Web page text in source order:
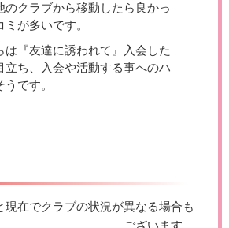
のクラブから移動したら良かっ
が多いです。
は『友達に誘われて』入会した
立ち、入会や活動する事へのハ
です。
在でクラブの状況が異なる場合も
ございます。